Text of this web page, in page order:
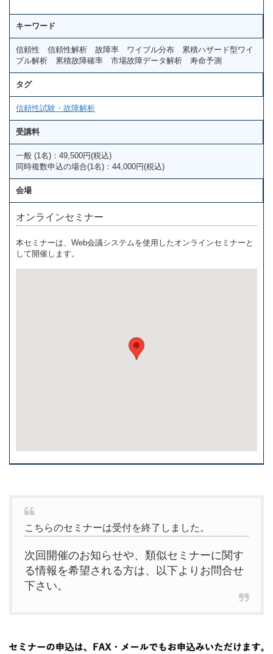
キーワード
信頼性 信頼性解析 故障率 ワイブル分布 累積ハザード型ワイ
ブル解析 累積故障確率 市場故障データ解析 寿命予測
タグ
信頼性試験・故障解析
受講料
一般 (1名)：49,500円(税込)
同時複数申込の場合(1名)：44,000円(税込)
会場
オンラインセミナー
本セミナーは、Web会議システムを使用したオンラインセミナーと
して開催します。
こちらのセミナーは受付を終了しました。
次回開催のお知らせや、類似セミナーに関す
る情報を希望される方は、以下よりお問合せ
下さい。